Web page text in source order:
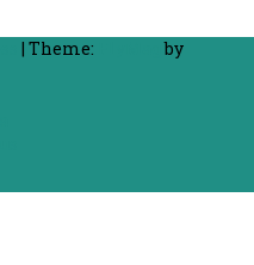
| Theme:
by